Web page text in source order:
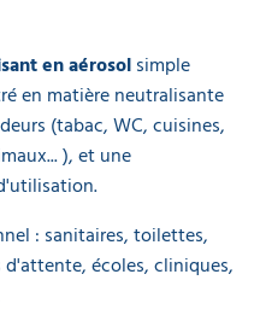
en aérosolsimple
en matière neutralisante
(tabac, WC, cuisines,
), et une
: sanitaires, toilettes,
d'attente, écoles, cliniques,